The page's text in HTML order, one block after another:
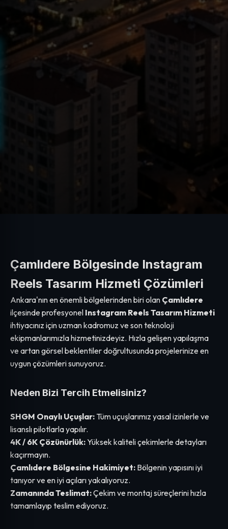
Çamlıdere Bölgesinde Instagram
Reels Tasarım Hizmeti Çözümleri
Ankara'nın en önemli bölgelerinden biri olan Çamlıdere
ilçesinde profesyonel Instagram Reels Tasarım Hizmeti
ihtiyacınız için uzman kadromuz ve son teknoloji
ekipmanlarımızla hizmetinizdeyiz. Hızla gelişen yapılaşma
ve artan görsel beklentiler doğrultusunda projelerinize en
uygun çözümleri sunuyoruz.
Neden Bizi Tercih Etmelisiniz?
SHGM Onaylı Uçuşlar: Tüm uçuşlarımız yasal izinlerle ve
lisanslı pilotlarla yapılır.
4K / 6K Çözünürlük:Yüksek kaliteli çekimlerle detayları
kaçırmayın.
Çamlıdere Bölgesine Hakimiyet: Bölgenin yapısını iyi
tanıyor ve en iyi açıları yakalıyoruz.
Zamanında Teslimat:Çekim ve montaj süreçlerini hızla
tamamlayıp teslim ediyoruz.